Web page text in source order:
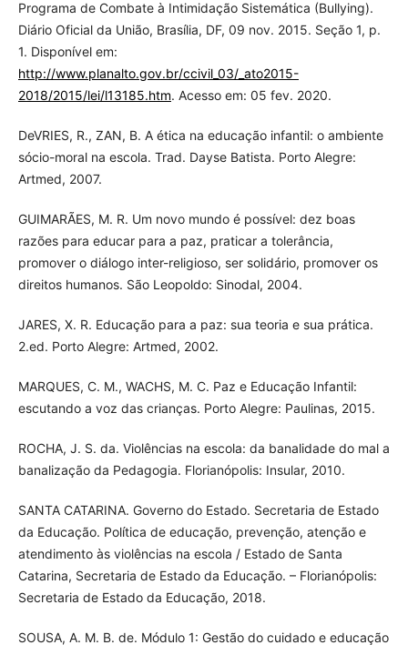
Programa de Combate à Intimidação Sistemática (Bullying).
Diário Oficial da União, Brasília, DF, 09 nov. 2015. Seção 1, p.
1. Disponível em:
http://www.planalto.gov.br/ccivil_03/_ato2015-
2018/2015/lei/l13185.htm. Acesso em: 05 fev. 2020.
DeVRIES, R., ZAN, B. A ética na educação infantil: o ambiente
sócio-moral na escola. Trad. Dayse Batista. Porto Alegre:
Artmed, 2007.
GUIMARÃES, M. R. Um novo mundo é possível: dez boas
razões para educar para a paz, praticar a tolerância,
promover o diálogo inter-religioso, ser solidário, promover os
direitos humanos. São Leopoldo: Sinodal, 2004.
JARES, X. R. Educação para a paz: sua teoria e sua prática.
2.ed. Porto Alegre: Artmed, 2002.
MARQUES, C. M., WACHS, M. C. Paz e Educação Infantil:
escutando a voz das crianças. Porto Alegre: Paulinas, 2015.
ROCHA, J. S. da. Violências na escola: da banalidade do mal a
banalização da Pedagogia. Florianópolis: Insular, 2010.
SANTA CATARINA. Governo do Estado. Secretaria de Estado
da Educação. Política de educação, prevenção, atenção e
atendimento às violências na escola / Estado de Santa
Catarina, Secretaria de Estado da Educação. – Florianópolis:
Secretaria de Estado da Educação, 2018.
SOUSA, A. M. B. de. Módulo 1: Gestão do cuidado e educação